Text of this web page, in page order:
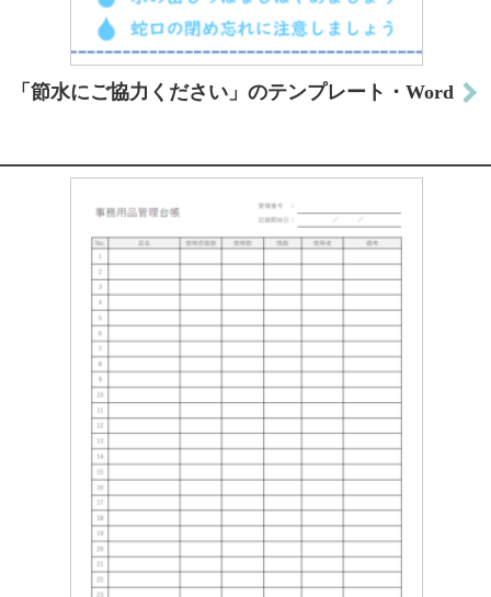
「節水にご協力ください」のテンプレート・Word